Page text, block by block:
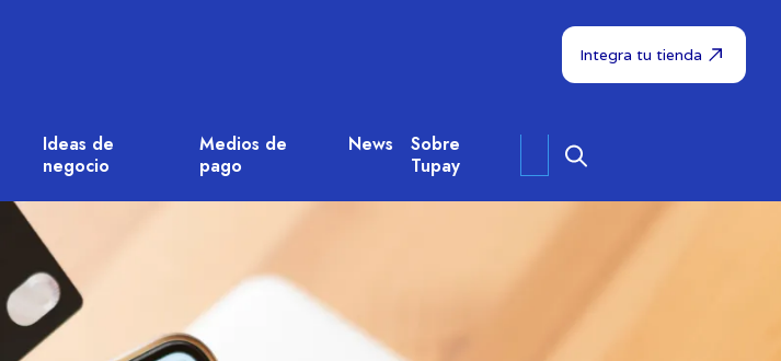
Integra tu tienda
Ideas de
negocio
Medios de
pago
News
Sobre
Tupay